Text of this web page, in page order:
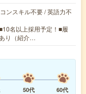
ンスキル不要 / 英語力不
名以上採用予定！■履
り（紹介…
50代
60代